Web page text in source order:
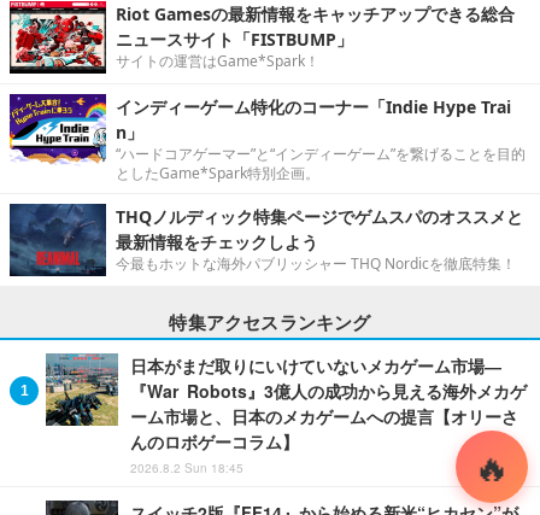
Riot Gamesの最新情報をキャッチアップできる総合
ニュースサイト「FISTBUMP」
サイトの運営はGame*Spark！
インディーゲーム特化のコーナー「Indie Hype Trai
n」
“ハードコアゲーマー”と“インディーゲーム”を繋げることを目的
としたGame*Spark特別企画。
THQノルディック特集ページでゲムスパのオススメと
最新情報をチェックしよう
今最もホットな海外パブリッシャー THQ Nordicを徹底特集！
特集アクセスランキング
日本がまだ取りにいけていないメカゲーム市場―
『War Robots』3億人の成功から見える海外メカゲ
ーム市場と、日本のメカゲームへの提言【オリーさ
んのロボゲーコラム】
2026.8.2 Sun 18:45